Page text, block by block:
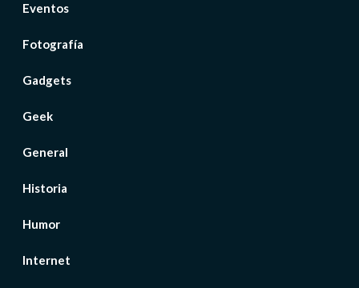
Eventos
Fotografía
Gadgets
Geek
General
Historia
Humor
Internet